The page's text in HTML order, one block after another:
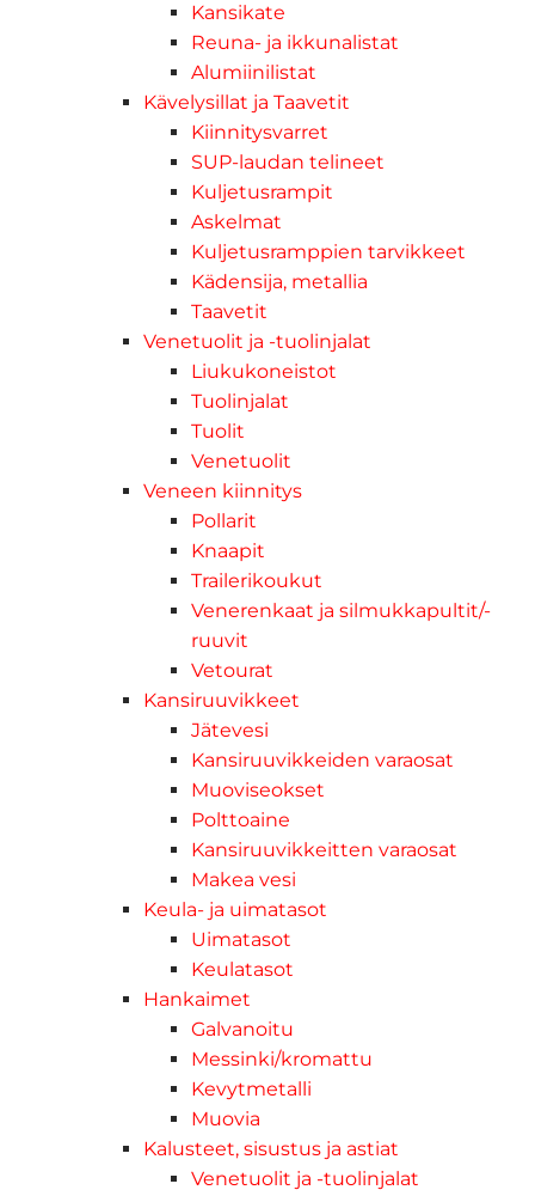
Kansikate
Reuna- ja ikkunalistat
Alumiinilistat
Kävelysillat ja Taavetit
Kiinnitysvarret
SUP-laudan telineet
Kuljetusrampit
Askelmat
Kuljetusramppien tarvikkeet
Kädensija, metallia
Taavetit
Venetuolit ja -tuolinjalat
Liukukoneistot
Tuolinjalat
Tuolit
Venetuolit
Veneen kiinnitys
Pollarit
Knaapit
Trailerikoukut
Venerenkaat ja silmukkapultit/-
ruuvit
Vetourat
Kansiruuvikkeet
Jätevesi
Kansiruuvikkeiden varaosat
Muoviseokset
Polttoaine
Kansiruuvikkeitten varaosat
Makea vesi
Keula- ja uimatasot
Uimatasot
Keulatasot
Hankaimet
Galvanoitu
Messinki/kromattu
Kevytmetalli
Muovia
Kalusteet, sisustus ja astiat
Venetuolit ja -tuolinjalat